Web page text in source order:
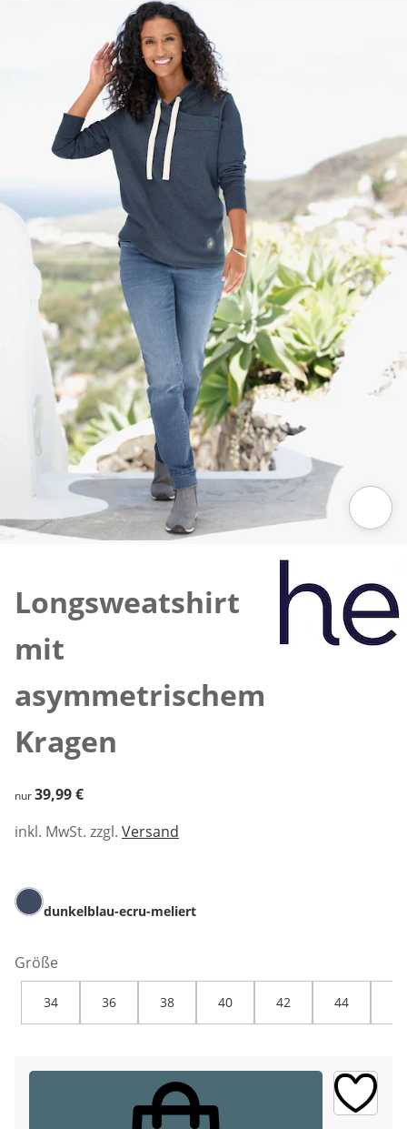
Longsweatshirt
mit
asymmetrischem
Kragen
39,99 €
nur39,99 €
inkl. MwSt. zzgl. Versand
dunkelblau-ecru-meliert
Größe
34 36 38 40 42 44